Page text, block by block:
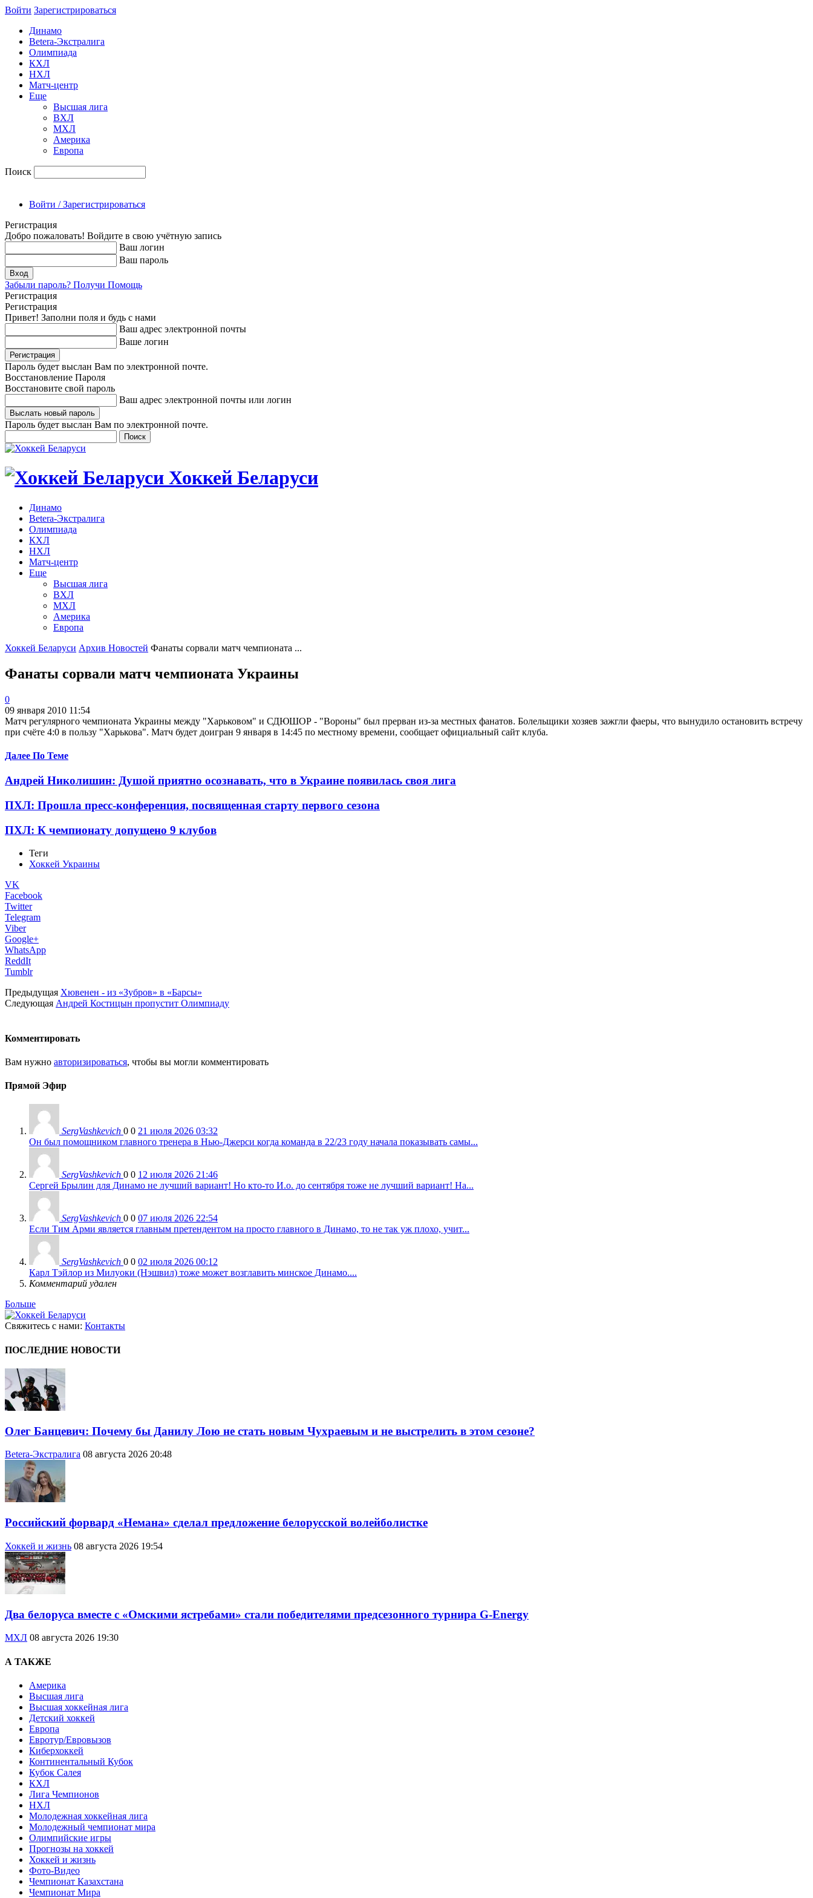
Войти Зарегиcтрироваться
Динамо
Betera-Экстралига
Олимпиада
КХЛ
НХЛ
Матч-центр
Еще
Высшая лига
ВХЛ
МХЛ
Америка
Европа
Поиск
Войти / Зарегистрироваться
Регистрация
Добро пожаловать! Войдите в свою учётную запись
Ваш логин
Ваш пароль
Забыли пароль? Получи Помощь
Регистрация
Регистрация
Привет! Заполни поля и будь с нами
Ваш адрес электронной почты
Ваше логин
Пароль будет выслан Вам по электронной почте.
Восстановление Пароля
Восстановите свой пароль
Ваш адрес электронной почты или логин
Пароль будет выслан Вам по электронной почте.
Хоккей Беларуси
Динамо
Betera-Экстралига
Олимпиада
КХЛ
НХЛ
Матч-центр
Еще
Высшая лига
ВХЛ
МХЛ
Америка
Европа
Хоккей Беларуси Архив Новостей Фанаты сорвали матч чемпионата ...
Фанаты сорвали матч чемпионата Украины
0
09 января 2010 11:54
Матч регулярного чемпионата Украины между "Харьковом" и СДЮШОР - "Вороны" был прерван из-за местных фанатов. Болельщики хозяев зажгли фаеры, что вынудило остановить встречу
при счёте 4:0 в пользу "Харькова". Матч будет доигран 9 января в 14:45 по местному времени, сообщает официальный сайт клуба.
Далее По Теме
Андрей Николишин: Душой приятно осознавать, что в Украине появилась своя лига
ПХЛ: Прошла пресс-конференция, посвященная старту первого сезона
ПХЛ: К чемпионату допущено 9 клубов
Теги
Хоккей Украины
VK
Facebook
Twitter
Telegram
Viber
Google+
WhatsApp
ReddIt
Tumblr
Предыдущая Хювенен - из «Зубров» в «Барсы»
Следующая Андрей Костицын пропустит Олимпиаду
Комментировать
Вам нужно авторизироваться, чтобы вы могли комментировать
Прямой Эфир
SergVashkevich 0 0 21 июля 2026 03:32
Он был помощником главного тренера в Нью-Джерси когда команда в 22/23 году начала показывать самы...
SergVashkevich 0 0 12 июля 2026 21:46
Сергей Брылин для Динамо не лучший вариант! Но кто-то И.о. до сентября тоже не лучший вариант! На...
SergVashkevich 0 0 07 июля 2026 22:54
Если Тим Арми является главным претендентом на просто главного в Динамо, то не так уж плохо, учит...
SergVashkevich 0 0 02 июля 2026 00:12
Карл Тэйлор из Милуоки (Нэшвил) тоже может возглавить минское Динамо....
Комментарий удален
Больше
Свяжитесь с нами: Контакты
ПОСЛЕДНИЕ НОВОСТИ
Олег Банцевич: Почему бы Данилу Лою не стать новым Чухраевым и не выстрелить в этом сезоне?
Betera-Экстралига 08 августа 2026 20:48
Российский форвард «Немана» сделал предложение белорусской волейболистке
Хоккей и жизнь 08 августа 2026 19:54
Два белоруса вместе с «Омскими ястребами» стали победителями предсезонного турнира G-Energy
МХЛ 08 августа 2026 19:30
А ТАКЖЕ
Америка
Высшая лига
Высшая хоккейная лига
Детский хоккей
Европа
Евротур/Евровызов
Киберхоккей
Континентальный Кубок
Кубок Салея
КХЛ
Лига Чемпионов
НХЛ
Молодежная хоккейная лига
Молодежный чемпионат мира
Олимпийские игры
Прогнозы на хоккей
Хоккей и жизнь
Фото-Видео
Чемпионат Казахстана
Чемпионат Мира